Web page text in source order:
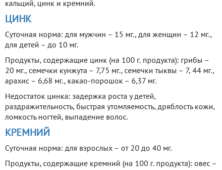
кальций, цинк и кремний.
ЦИНК
Суточная норма: для мужчин – 15 мг., для женщин – 12 мг.,
для детей – до 10 мг.
Продукты, содержащие цинк (на 100 г. продукта): грибы –
20 мг., семечки кунжута – 7,75 мг., семечки тыквы – 7, 44 мг.,
арахис – 6,68 мг., какао-порошок – 6,37 мг.
Недостаток цинка: задержка роста у детей,
раздражительность, быстрая утомляемость, дряблость кожи,
ломкость ногтей, выпадение волос.
КРЕМНИЙ
Суточная норма: для взрослых – от 20 до 40 мг.
Продукты, содержащие кремний (на 100 г. продукта): овес –